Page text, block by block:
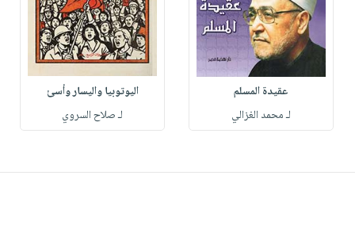
عقيدة المسلم
لـ محمد الغزالي
اليوتوبيا واليسار وأسئ
لـ صلاح السروي